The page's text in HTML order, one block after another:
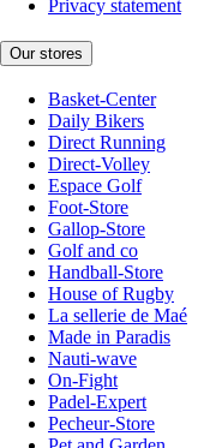
Privacy statement
Our stores
Basket-Center
Daily Bikers
Direct Running
Direct-Volley
Espace Golf
Foot-Store
Gallop-Store
Golf and co
Handball-Store
House of Rugby
La sellerie de Maé
Made in Paradis
Nauti-wave
On-Fight
Padel-Expert
Pecheur-Store